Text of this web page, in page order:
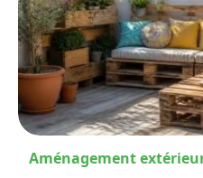
Aménagement